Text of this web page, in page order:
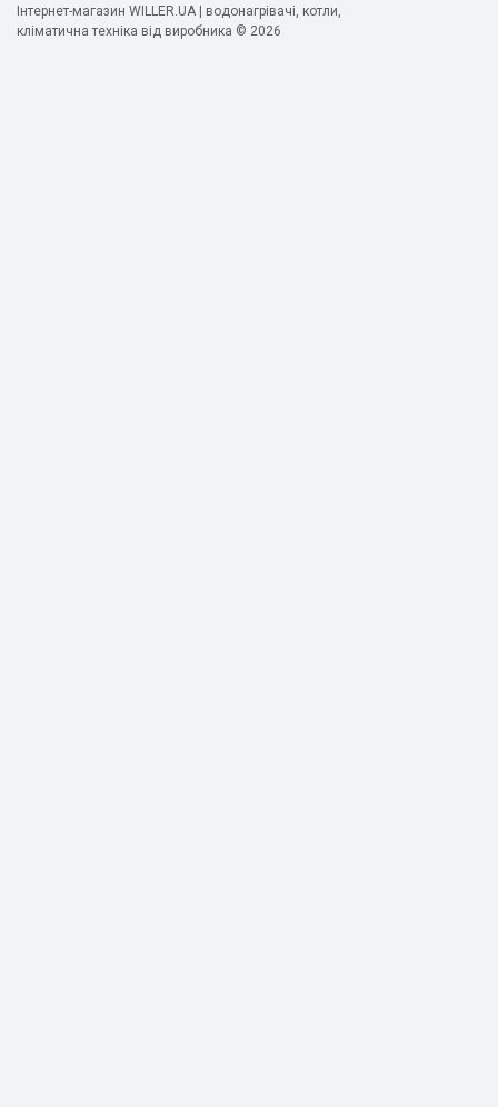
Інтернет-магазин WILLER.UA | водонагрівачі, котли,
кліматична техніка від виробника © 2026